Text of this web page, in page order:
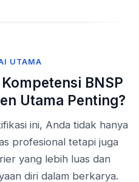
UTAMA
BNSP
Utama Penting?
ini, Anda tidak hanya
profesional tetapi juga
yang lebih luas dan
diri dalam berkarya.